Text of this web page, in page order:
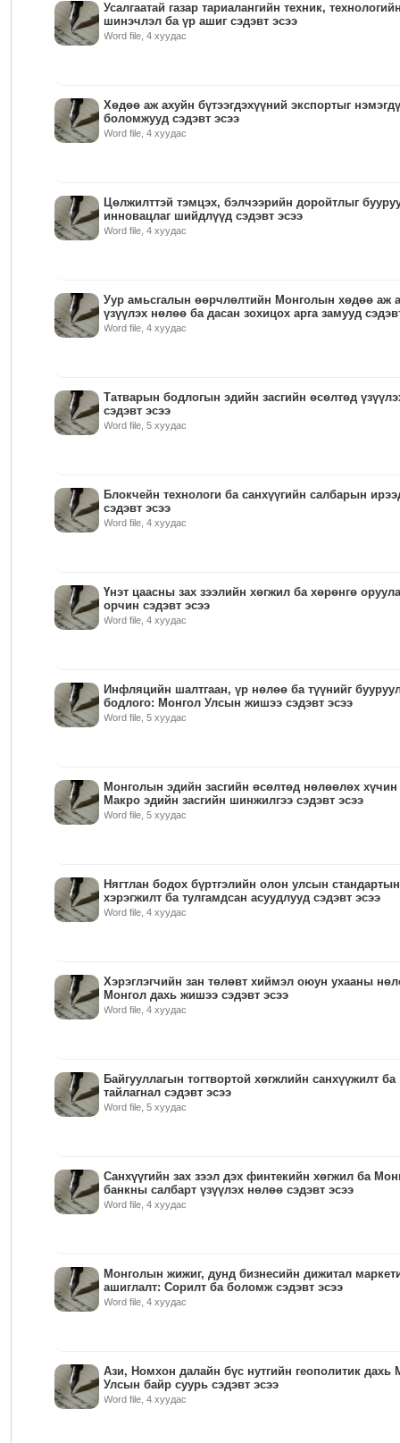
Усалгаатай газар тариалангийн техник,
шинэчлэл ба үр ашиг сэдэвт эсээ
Word file, 4 хуудас
Хөдөө аж ахуйн бүтээгдэхүүний экспортыг
боломжууд сэдэвт эсээ
Word file, 4 хуудас
Цөлжилттэй тэмцэх, бэлчээрийн доройтлыг
инновацлаг шийдлүүд сэдэвт эсээ
Word file, 4 хуудас
Уур амьсгалын өөрчлөлтийн Монголын хөдөө аж
үзүүлэх нөлөө ба дасан зохицох арга замууд
Word file, 4 хуудас
Татварын бодлогын эдийн засгийн өсөлтөд
сэдэвт эсээ
Word file, 5 хуудас
Блокчейн технологи ба санхүүгийн салбарын
сэдэвт эсээ
Word file, 4 хуудас
Үнэт цаасны зах зээлийн хөгжил ба хөрөнгө
орчин сэдэвт эсээ
Word file, 4 хуудас
Инфляцийн шалтгаан, үр нөлөө ба түүнийг
бодлого: Монгол Улсын жишээ сэдэвт эсээ
Word file, 5 хуудас
Монголын эдийн засгийн өсөлтөд нөлөөлөх хүчин
Макро эдийн засгийн шинжилгээ сэдэвт эсээ
Word file, 5 хуудас
Нягтлан бодох бүртгэлийн олон улсын стандартын
хэрэгжилт ба тулгамдсан асуудлууд сэдэвт эсээ
Word file, 4 хуудас
Хэрэглэгчийн зан төлөвт хиймэл оюун ухааны
Монгол дахь жишээ сэдэвт эсээ
Word file, 4 хуудас
Байгууллагын тогтвортой хөгжлийн санхүүжилт ба
тайлагнал сэдэвт эсээ
Word file, 5 хуудас
Санхүүгийн зах зээл дэх финтекийн хөгжил ба
банкны салбарт үзүүлэх нөлөө сэдэвт эсээ
Word file, 4 хуудас
Монголын жижиг, дунд бизнесийн дижитал
ашиглалт: Сорилт ба боломж сэдэвт эсээ
Word file, 4 хуудас
Ази, Номхон далайн бүс нутгийн геополитик дахь
Улсын байр суурь сэдэвт эсээ
Word file, 4 хуудас